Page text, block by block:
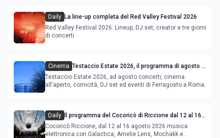
Daily La line-up completa del Red Valley Festival 2026
Red Valley Festival 2026: Lineup, DJ set, creator e tre giorni
di concerti
Cinema Testaccio Estate 2026, il programma di agosto e
Ferragosto
Testaccio Estate 2026, ad agosto concerti, cinema
all'aperto, comicità, DJ set ed eventi di Ferragosto a Roma.
Daily Il programma del Cocoricò di Riccione dal 12 al 16
agosto 2026
Cocoricò Riccione, dal 12 al 16 agosto 2026 musica
elettronica con Galactica, Amelie Lens, Mochakk e